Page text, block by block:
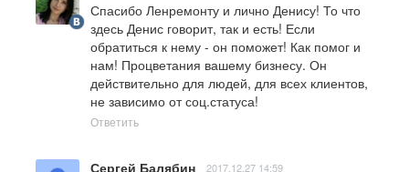
Спасибо Ленремонту и лично Денису! То что
здесь Денис говорит, так и есть! Если
обратиться к нему - он поможет! Как помог и
нам! Процветания вашему бизнесу. Он
действительно для людей, для всех клиентов,
не зависимо от соц.статуса!
Ответить
Сергей Балябин 2017.12.27 14:59